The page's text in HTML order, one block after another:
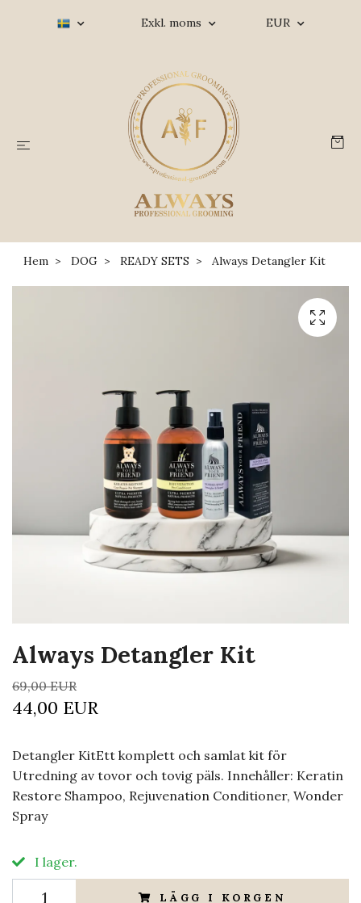
Exkl. moms EUR
Hem DOG READY SETS Always Detangler Kit
Always Detangler Kit
69,00 EUR
44,00 EUR
Detangler KitEtt komplett och samlat kit för
Utredning av tovor och tovig päls. Innehåller: Keratin
Restore Shampoo, Rejuvenation Conditioner, Wonder
Spray
I lager.
LÄGG I KORGEN